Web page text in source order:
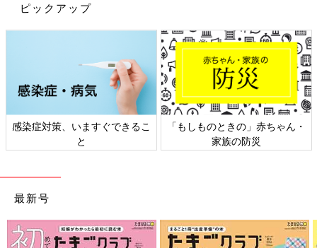
ピックアップ
感染症対策、いますぐできるこ
と
「もしものときの」赤ちゃん・
家族の防災
最新号